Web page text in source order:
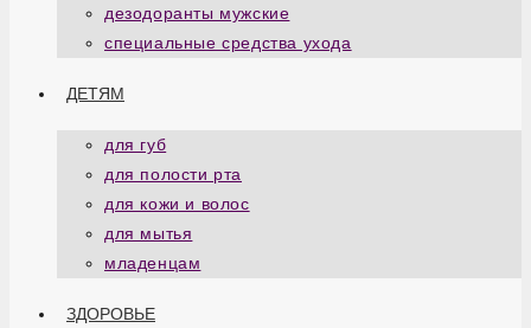
дезодоранты мужские
специальные средства ухода
ДЕТЯМ
для губ
для полости рта
для кожи и волос
для мытья
младенцам
ЗДОРОВЬЕ